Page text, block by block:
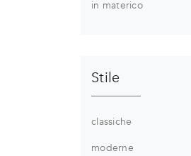
in materico
Stile
classiche
moderne